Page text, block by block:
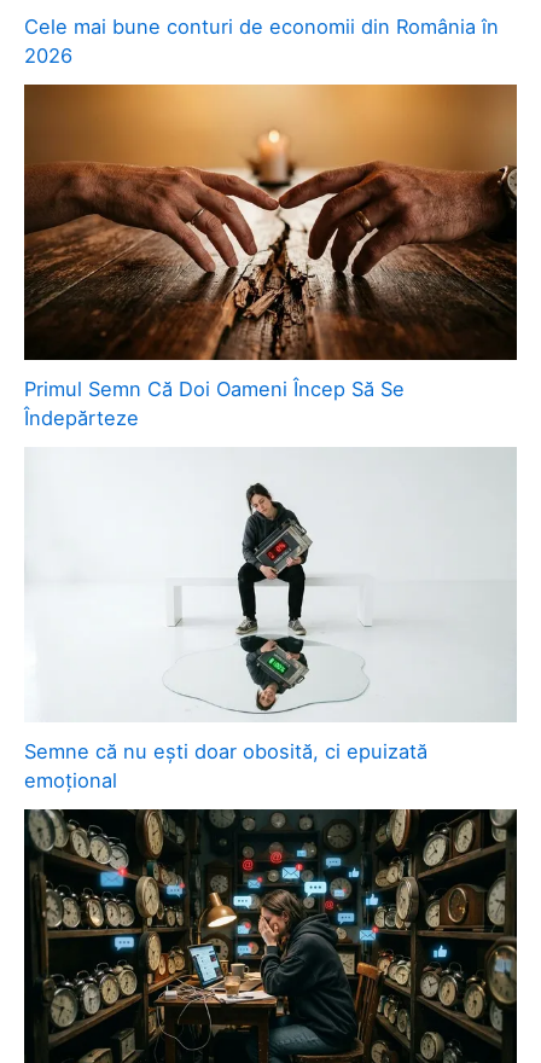
Cele mai bune conturi de economii din România în
2026
Primul Semn Că Doi Oameni Încep Să Se
Îndepărteze
Semne că nu ești doar obosită, ci epuizată
emoțional